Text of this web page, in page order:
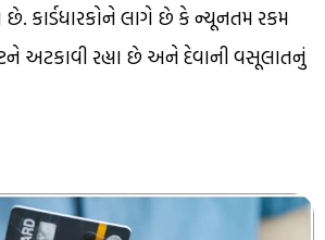
છે. કાર્ડધારકોને લાગે છે કે ન્યૂનતમ રકમ
અટકાવી રહ્યા છે અને દેવાની વસૂલાતનું